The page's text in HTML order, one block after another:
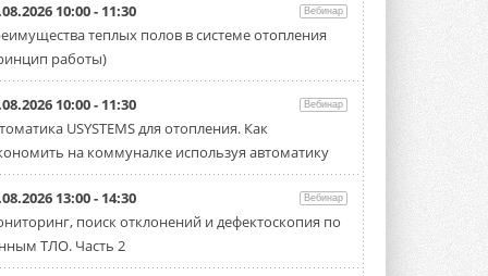
Китайская Shenling представила
«воздух-вода» на R290
Серия ThermaX R290 All-In-One
включает три модели ...
Тепловые насосы в связке с
солнечной генерацией и
накопителем снижают
потребление на 60%
Исследователи из Италии установили ...
4 АВГУСТА 2026
10:00 - 11:30 Вебинар
теплых полов в системе отопления
работы)
10:00 - 11:30 Вебинар
USYSTEMS для отопления. Как
на коммуналке используя автоматику
13:00 - 14:30 Вебинар
поиск отклонений и дефектоскопия по
ТЛО. Часть 2